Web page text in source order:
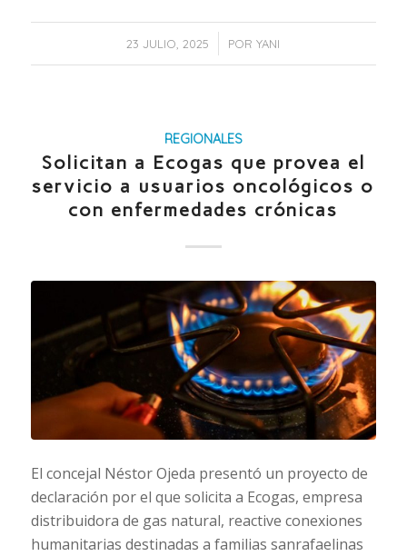
23 JULIO, 2025
/ PORYANI
REGIONALES
Solicitan a Ecogas que provea el
servicio a usuarios oncológicos o
con enfermedades crónicas
El concejal Néstor Ojeda presentó un proyecto de
declaración por el que solicita a Ecogas, empresa
distribuidora de gas natural, reactive conexiones
humanitarias destinadas a familias sanrafaelinas